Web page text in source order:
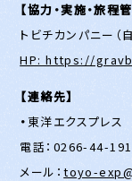
【協力・実施・旅程管
トビチカンパニー
HP: https://
【連絡先】
・ 東洋エクスプレス
電話：0266-44-
メール：toyo-